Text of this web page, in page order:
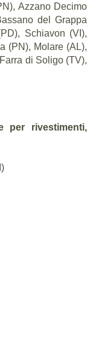
Azzano Decimo
del Grappa
Schiavon (VI),
(PN), Molare (AL),
di Soligo (TV),
per rivestimenti,